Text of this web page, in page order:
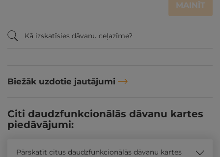
MAINĪT
Kā izskatīsies dāvanu ceļazīme?
Biežāk uzdotie jautājumi
Citi daudzfunkcionālās dāvanu kartes
piedāvājumi:
Pārskatīt citus daudzfunkcionālās dāvanu kartes